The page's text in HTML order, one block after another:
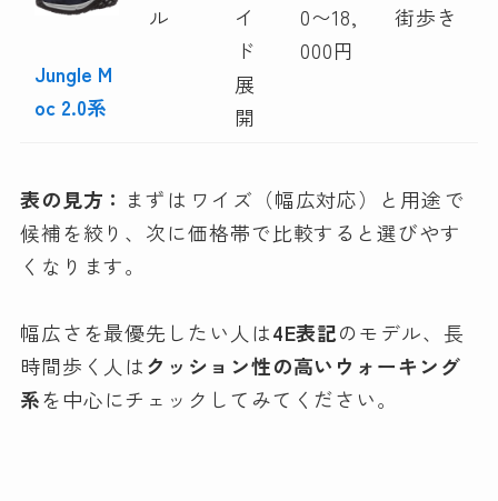
Jungle M
oc 2.0系
ル
イ
ド
展
開
0〜18,
000円
街歩き
表の見方： まずは ワイズ（幅広対応）と用途 で
候補を絞り、次に価格帯で比較すると選びやす
くなります。
幅広さを最優先したい人は4E表記のモデル、長
時間歩く人はクッション性の高いウォーキング
系を中心にチェックしてみてください。